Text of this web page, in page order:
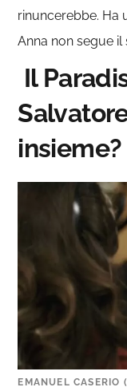
rinuncerebbe. Ha
Anna non segue
Il
insieme?
EMANUEL CASERIO